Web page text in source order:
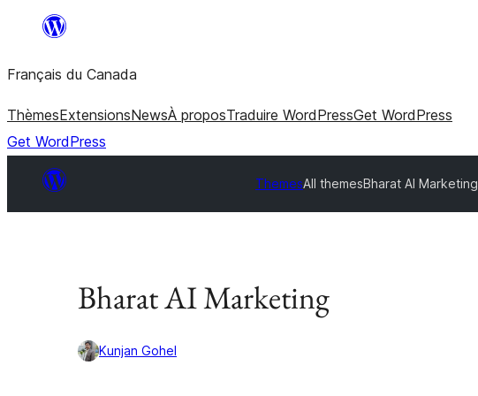
contenu
Français du Canada
ThèmesExtensionsNewsÀ proposTraduire WordPressGet WordPress
Get WordPress
ThemesAll themesBharat AI Marketing
Bharat AI Marketing
Kunjan Gohel